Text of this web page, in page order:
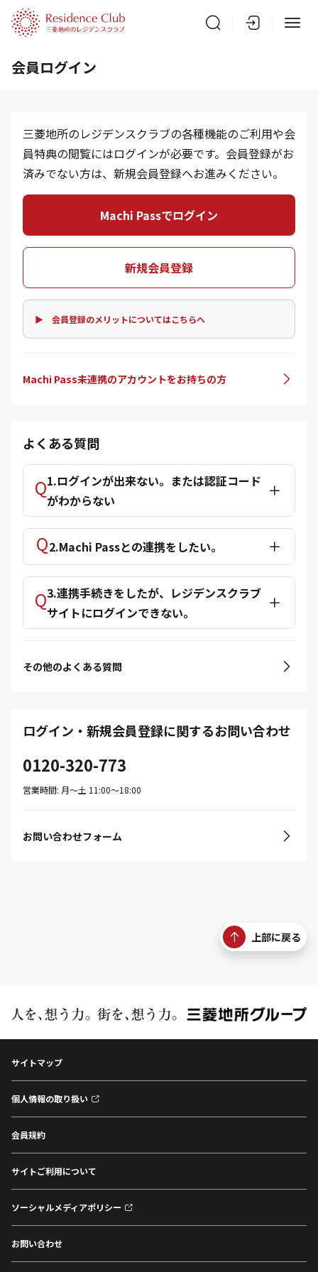
会員ログイン
三菱地所のレジデンスクラブの各種機能のご利用や会
員特典の閲覧にはログインが必要です。会員登録がお
済みでない方は、新規会員登録へお進みください。
Machi Passでログイン
新規会員登録
▶ 会員登録のメリットについてはこちらへ
Machi Pass未連携のアカウントをお持ちの方
よくある質問
1.ログインが出来ない。または認証コード
がわからない
2.Machi Passとの連携をしたい。
3.連携手続きをしたが、レジデンスクラブ
サイトにログインできない。
その他のよくある質問
ログイン・新規会員登録に関するお問い合わせ
0120-320-773
営業時間: 月〜土 11:00〜18:00
お問い合わせフォーム
上部に戻る
サイトマップ
個人情報の取り扱い
会員規約
サイトご利用について
ソーシャルメディアポリシー
お問い合わせ